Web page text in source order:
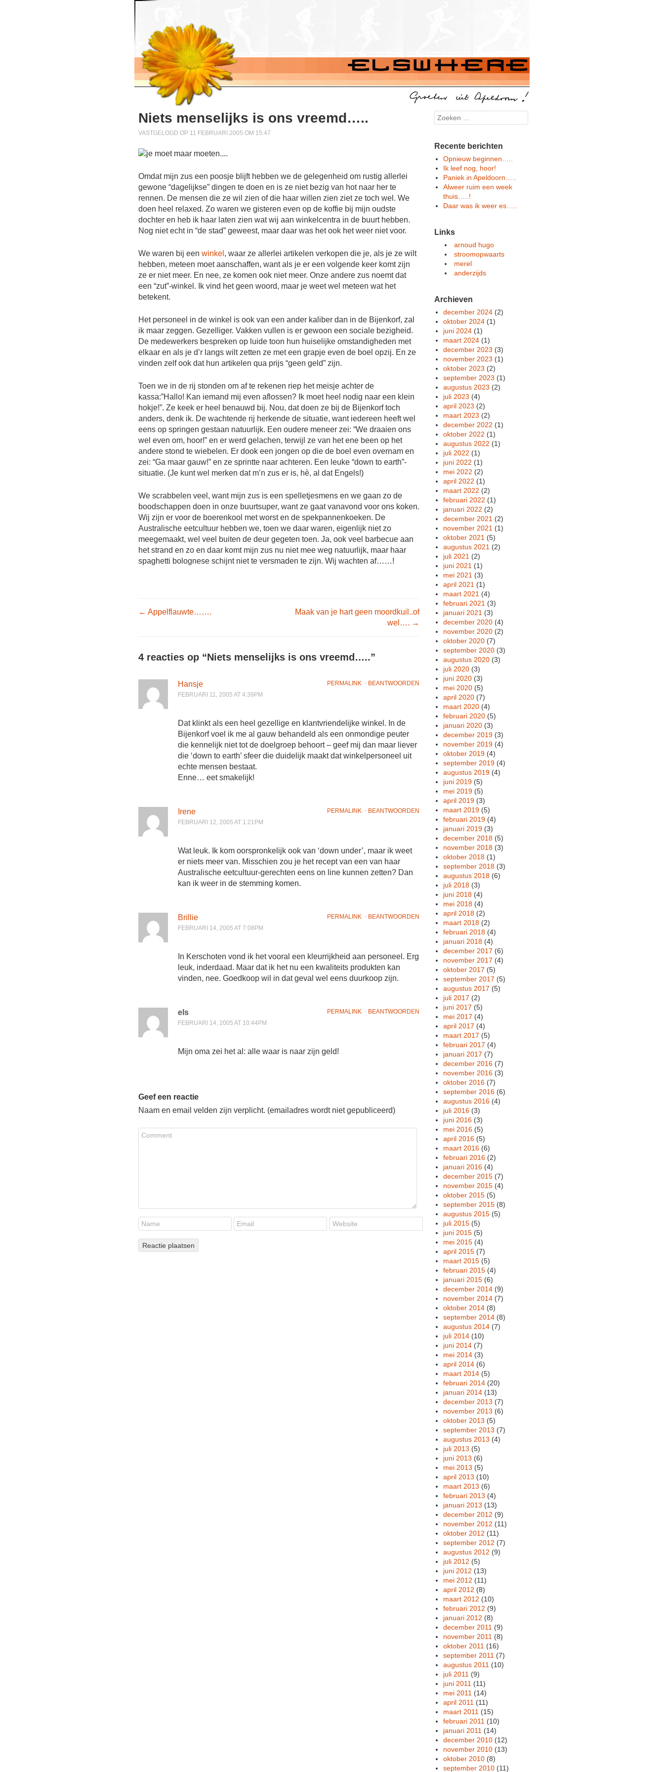
Niets menselijks is ons vreemd…..
VASTGELOGD OP 11 FEBRUARI 2005 OM 15:47
Omdat mijn zus een poosje blijft hebben we de gelegenheid om rustig allerlei
gewone “dagelijkse” dingen te doen en is ze niet bezig van hot naar her te
rennen. De mensen die ze wil zien of die haar willen zien ziet ze toch wel. We
doen heel relaxed. Zo waren we gisteren even op de koffie bij mijn oudste
dochter en heb ik haar laten zien wat wij aan winkelcentra in de buurt hebben.
Nog niet echt in “de stad” geweest, maar daar was het ook het weer niet voor.
We waren bij een winkel , waar ze allerlei artikelen verkopen die je, als je ze wilt
hebben, meteen moet aanschaffen, want als je er een volgende keer komt zijn
ze er niet meer. En nee, ze komen ook niet meer. Onze andere zus noemt dat
een “zut”-winkel. Ik vind het geen woord, maar je weet wel meteen wat het
betekent.
Het personeel in de winkel is ook van een ander kaliber dan in de Bijenkorf, zal
ik maar zeggen. Gezelliger. Vakken vullen is er gewoon een sociale bezigheid.
De medewerkers bespreken op luide toon hun huiselijke omstandigheden met
elkaar en als je d’r langs wilt zetten ze met een grapje even de boel opzij. En ze
vinden zelf ook dat hun artikelen qua prijs “geen geld” zijn.
Toen we in de rij stonden om af te rekenen riep het meisje achter de
kassa:”Hallo! Kan iemand mij even aflossen? Ik moet heel nodig naar een klein
hokje!”. Ze keek er heel benauwd bij. Nou, dat doen ze bij de Bijenkorf toch
anders, denk ik. De wachtende rij herkende de situatie, want iedereen heeft wel
eens op springen gestaan natuurlijk. Een oudere meneer zei: “We draaien ons
wel even om, hoor!” en er werd gelachen, terwijl ze van het ene been op het
andere stond te wiebelen. Er dook een jongen op die de boel even overnam en
zei: “Ga maar gauw!” en ze sprintte naar achteren. Een leuke “down to earth”-
situatie. (Je kunt wel merken dat m’n zus er is, hè, al dat Engels!)
We scrabbelen veel, want mijn zus is een spelletjesmens en we gaan zo de
boodschappen doen in onze buurtsuper, want ze gaat vanavond voor ons koken.
Wij zijn er voor de boerenkool met worst en de spekpannenkoeken. De
Australische eetcultuur hebben we, toen we daar waren, eigenlijk niet zo
meegemaakt, wel veel buiten de deur gegeten toen. Ja, ook veel barbecue aan
het strand en zo en daar komt mijn zus nu niet mee weg natuurlijk, maar haar
spaghetti bolognese schijnt niet te versmaden te zijn. Wij wachten af……!
Post navigation
← Appelflauwte…….
Maak van je hart geen moordkuil..of
wel…. →
4 reacties op “Niets menselijks is ons vreemd…..”
PERMALINK ⋅ BEANTWOORDEN
Hansje
FEBRUARI 11, 2005 AT 4:39PM
Dat klinkt als een heel gezellige en klantvriendelijke winkel. In de
Bijenkorf voel ik me al gauw behandeld als een onmondige peuter
die kennelijk niet tot de doelgroep behoort – geef mij dan maar liever
die ‘down to earth’ sfeer die duidelijk maakt dat winkelpersoneel uit
echte mensen bestaat.
Enne… eet smakelijk!
PERMALINK ⋅ BEANTWOORDEN
Irene
FEBRUARI 12, 2005 AT 1:21PM
Wat leuk. Ik kom oorspronkelijk ook van ‘down under’, maar ik weet
er niets meer van. Misschien zou je het recept van een van haar
Australische eetcultuur-gerechten eens on line kunnen zetten? Dan
kan ik weer in de stemming komen.
PERMALINK ⋅ BEANTWOORDEN
Brillie
FEBRUARI 14, 2005 AT 7:08PM
In Kerschoten vond ik het vooral een kleurrijkheid aan personeel. Erg
leuk, inderdaad. Maar dat ik het nu een kwaliteits produkten kan
vinden, nee. Goedkoop wil in dat geval wel eens duurkoop zijn.
PERMALINK ⋅ BEANTWOORDEN
els
FEBRUARI 14, 2005 AT 10:44PM
Mijn oma zei het al: alle waar is naar zijn geld!
Geef een reactie
Naam en email velden zijn verplicht. (emailadres wordt niet gepubliceerd)
Search
Recente berichten
Opnieuw beginnen…..
Ik leef nog, hoor!
Paniek in Apeldoorn…..
Alweer ruim een week
thuis…..!
Daar was ik weer es…..
Links
arnoud hugo
stroomopwaarts
merel
anderzijds
Archieven
december 2024 (2)
oktober 2024 (1)
juni 2024 (1)
maart 2024 (1)
december 2023 (3)
november 2023 (1)
oktober 2023 (2)
september 2023 (1)
augustus 2023 (2)
juli 2023 (4)
april 2023 (2)
maart 2023 (2)
december 2022 (1)
oktober 2022 (1)
augustus 2022 (1)
juli 2022 (1)
juni 2022 (1)
mei 2022 (2)
april 2022 (1)
maart 2022 (2)
februari 2022 (1)
januari 2022 (2)
december 2021 (2)
november 2021 (1)
oktober 2021 (5)
augustus 2021 (2)
juli 2021 (2)
juni 2021 (1)
mei 2021 (3)
april 2021 (1)
maart 2021 (4)
februari 2021 (3)
januari 2021 (3)
december 2020 (4)
november 2020 (2)
oktober 2020 (7)
september 2020 (3)
augustus 2020 (3)
juli 2020 (3)
juni 2020 (3)
mei 2020 (5)
april 2020 (7)
maart 2020 (4)
februari 2020 (5)
januari 2020 (3)
december 2019 (3)
november 2019 (4)
oktober 2019 (4)
september 2019 (4)
augustus 2019 (4)
juni 2019 (5)
mei 2019 (5)
april 2019 (3)
maart 2019 (5)
februari 2019 (4)
januari 2019 (3)
december 2018 (5)
november 2018 (3)
oktober 2018 (1)
september 2018 (3)
augustus 2018 (6)
juli 2018 (3)
juni 2018 (4)
mei 2018 (4)
april 2018 (2)
maart 2018 (2)
februari 2018 (4)
januari 2018 (4)
december 2017 (6)
november 2017 (4)
oktober 2017 (5)
september 2017 (5)
augustus 2017 (5)
juli 2017 (2)
juni 2017 (5)
mei 2017 (4)
april 2017 (4)
maart 2017 (5)
februari 2017 (4)
januari 2017 (7)
december 2016 (7)
november 2016 (3)
oktober 2016 (7)
september 2016 (6)
augustus 2016 (4)
juli 2016 (3)
juni 2016 (3)
mei 2016 (5)
april 2016 (5)
maart 2016 (6)
februari 2016 (2)
januari 2016 (4)
december 2015 (7)
november 2015 (4)
oktober 2015 (5)
september 2015 (8)
augustus 2015 (5)
juli 2015 (5)
juni 2015 (5)
mei 2015 (4)
april 2015 (7)
maart 2015 (5)
februari 2015 (4)
januari 2015 (6)
december 2014 (9)
november 2014 (7)
oktober 2014 (8)
september 2014 (8)
augustus 2014 (7)
juli 2014 (10)
juni 2014 (7)
mei 2014 (3)
april 2014 (6)
maart 2014 (5)
februari 2014 (20)
januari 2014 (13)
december 2013 (7)
november 2013 (6)
oktober 2013 (5)
september 2013 (7)
augustus 2013 (4)
juli 2013 (5)
juni 2013 (6)
mei 2013 (5)
april 2013 (10)
maart 2013 (6)
februari 2013 (4)
januari 2013 (13)
december 2012 (9)
november 2012 (11)
oktober 2012 (11)
september 2012 (7)
augustus 2012 (9)
juli 2012 (5)
juni 2012 (13)
mei 2012 (11)
april 2012 (8)
maart 2012 (10)
februari 2012 (9)
januari 2012 (8)
december 2011 (9)
november 2011 (8)
oktober 2011 (16)
september 2011 (7)
augustus 2011 (10)
juli 2011 (9)
juni 2011 (11)
mei 2011 (14)
april 2011 (11)
maart 2011 (15)
februari 2011 (10)
januari 2011 (14)
december 2010 (12)
november 2010 (13)
oktober 2010 (8)
september 2010 (11)